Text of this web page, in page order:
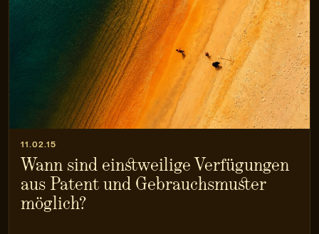
11.02.15
Wann sind einstweilige Verfügungen
aus Patent und Gebrauchsmuster
möglich?